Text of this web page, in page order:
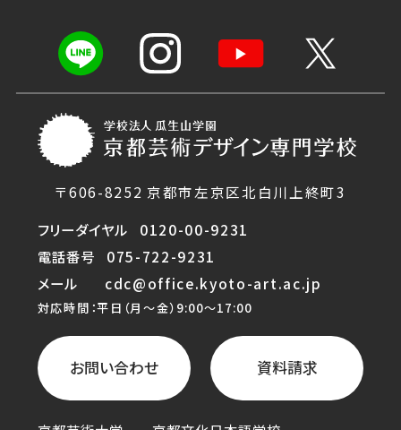
〒606-8252 京都市左京区北白川上終町3
フリーダイヤル
0120-00-9231
電話番号
075-722-9231
メール
cdc@office.kyoto-art.ac.jp
対応時間：平日（月〜金）9:00〜17:00
お問い合わせ 資料請求